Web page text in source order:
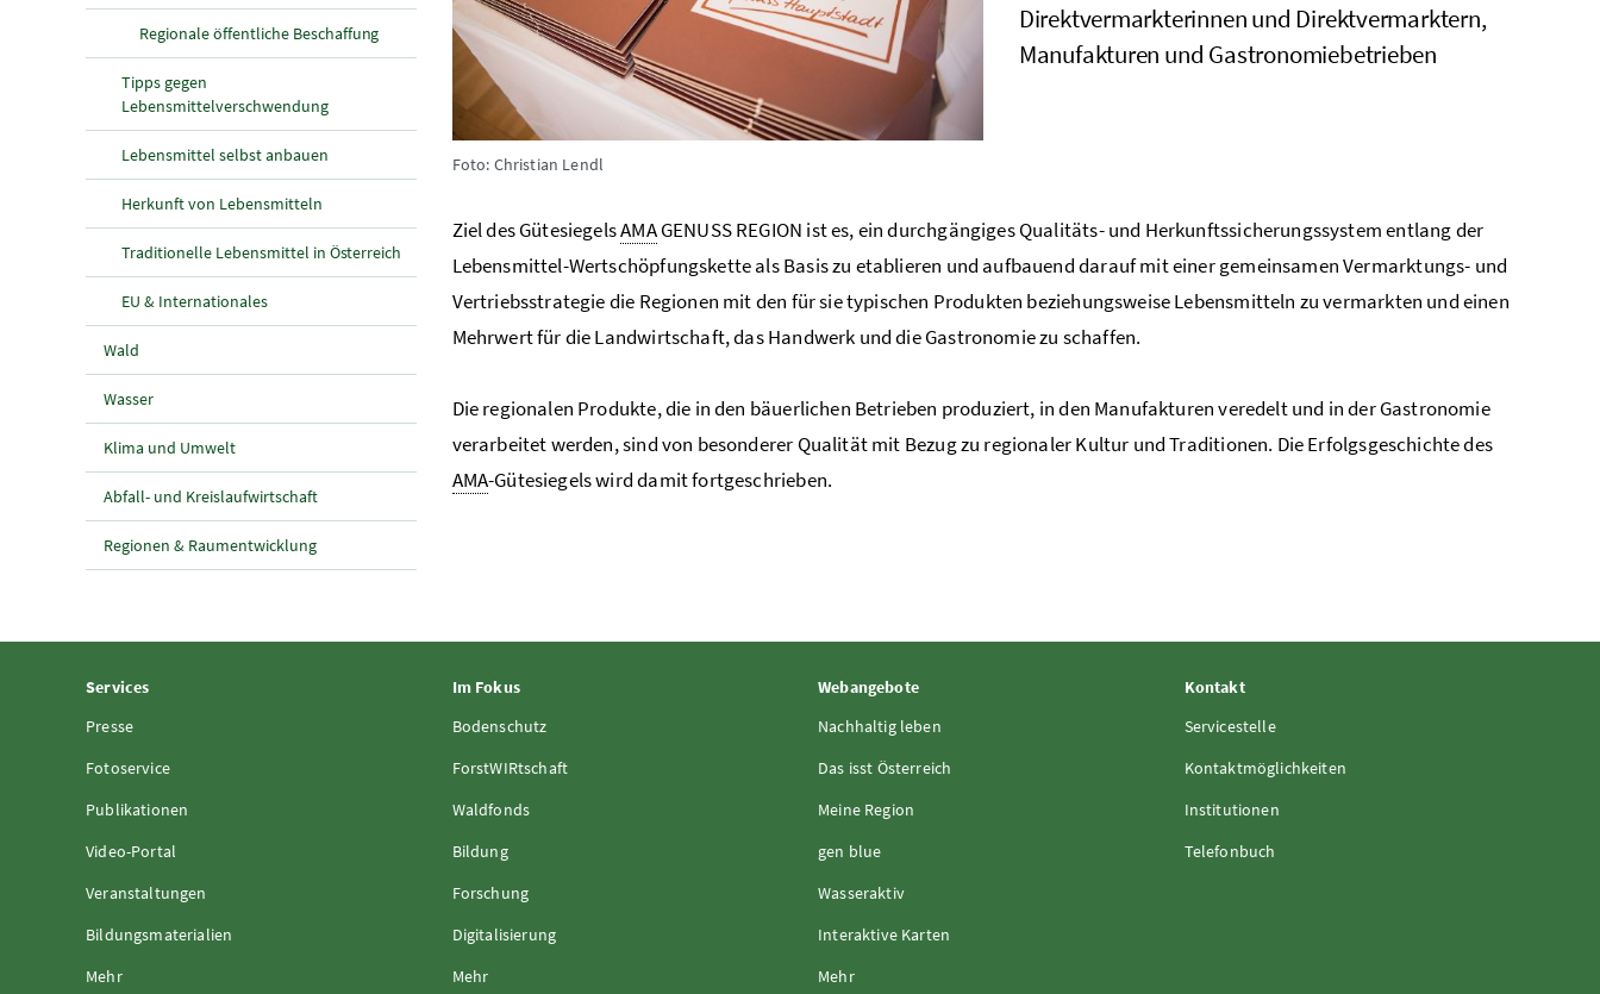
Regionale öffentliche Beschaffung
Tipps gegen
Lebensmittelverschwendung
Lebensmittel selbst anbauen
Herkunft von Lebensmitteln
Traditionelle Lebensmittel in Österreich
EU & Internationales
Wald
Wasser
Klima und Umwelt
Abfall- und Kreislaufwirtschaft
Regionen & Raumentwicklung
Foto: Christian Lendl
Direktvermarkterinnen und Direktvermarktern,
Manufakturen und Gastronomiebetrieben
Ziel des GütesiegelsAMAGENUSS REGION ist es, ein durchgängiges Qualitäts- und Herkunftssicherungssystem entlang der
Lebensmittel-Wertschöpfungskette als Basis zu etablieren und aufbauend darauf mit einer gemeinsamen Vermarktungs- und
Vertriebsstrategie die Regionen mit den für sie typischen Produkten beziehungsweise Lebensmitteln zu vermarkten und einen
Mehrwert für die Landwirtschaft, das Handwerk und die Gastronomie zu schaffen.
Die regionalen Produkte, die in den bäuerlichen Betrieben produziert, in den Manufakturen veredelt und in der Gastronomie
verarbeitet werden, sind von besonderer Qualität mit Bezug zu regionaler Kultur und Traditionen. Die Erfolgsgeschichte des
AMA-Gütesiegels wird damit fortgeschrieben.
Services
Presse
Fotoservice
Publikationen
Video-Portal
Veranstaltungen
Bildungsmaterialien
Mehr
Im Fokus
Bodenschutz
ForstWIRtschaft
Waldfonds
Bildung
Forschung
Digitalisierung
Mehr
Webangebote
Nachhaltig leben
Das isst Österreich
Meine Region
gen blue
Wasseraktiv
Interaktive Karten
Mehr
Kontakt
Servicestelle
Kontaktmöglichkeiten
Institutionen
Telefonbuch